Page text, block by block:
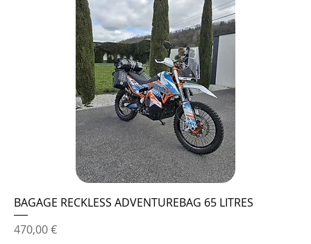
BAGAGE RECKLESS ADVENTUREBAG 65 LITRES
Prix
470,00 €